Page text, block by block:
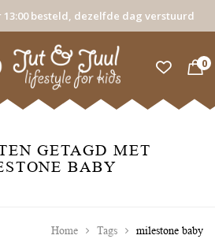
besteld, dezelfde dag verstuurd
0
GETAGD MET
BABY
Home Tags milestone baby